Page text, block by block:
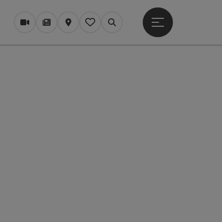
Webové kamery
Časopis/Blog
MapaZapamatované
Vyhledávání
Otevřít hlavní